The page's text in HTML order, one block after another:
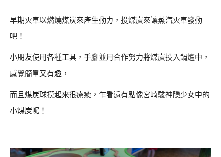
早期火車以燃燒煤炭來產生動力，投煤炭來讓蒸汽火車發動
吧！
小朋友使用各種工具，手腳並用合作努力將煤炭投入鍋爐中，
感覺簡單又有趣，
而且煤炭球摸起來很療癒，乍看還有點像宮崎駿神隱少女中的
小煤炭呢！